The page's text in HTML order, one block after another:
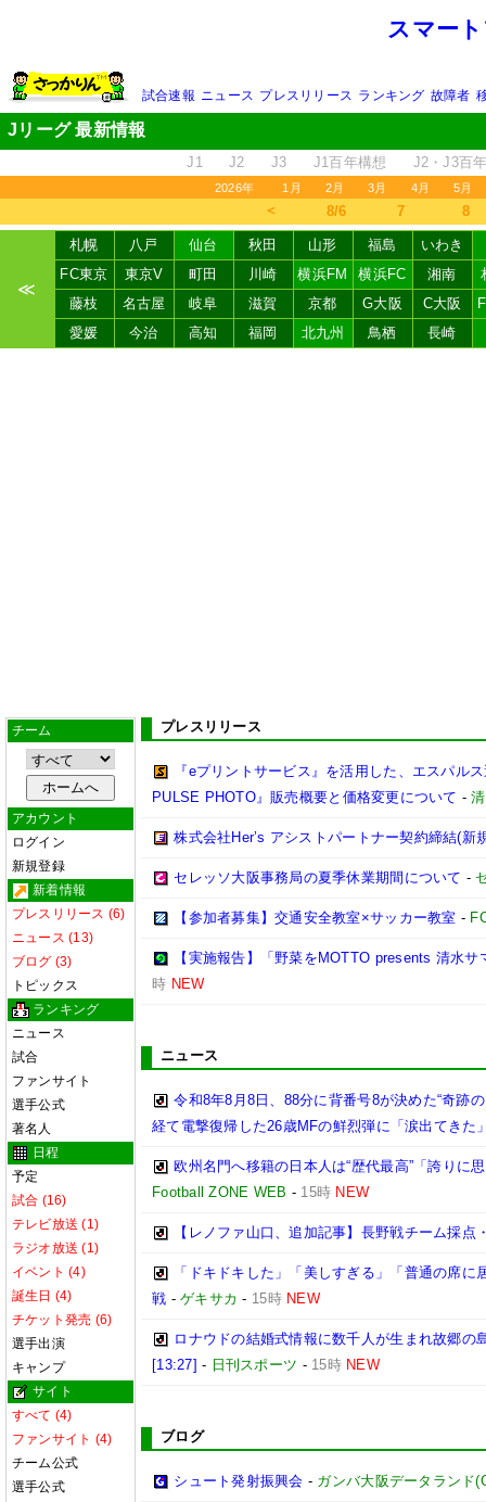
スマー
試合速報 ニュース プレスリリース ランキング 故障者
Jリーグ 最新情報
J1 J2 J3 J1百年構想 J2・J3百
2026年 1月 2月 3月 4月 5月
＜ 8/6 7 8
≪
札幌 八戸 仙台 秋田 山形 福島
いわき
FC東京
東京V 町田 川崎 横浜FM 横浜FC 湘南
藤枝
名古屋 岐阜 滋賀 京都 G大阪 C大阪
愛媛
今治 高知 福岡 北九州 鳥栖 長崎
チーム
アカウント
ログイン
新規登録
新着情報
プレスリリース (6)
ニュース (13)
ブログ (3)
トピックス
ランキング
ニュース
試合
ファンサイト
選手公式
著名人
日程
予定
試合 (16)
テレビ放送 (1)
ラジオ放送 (1)
イベント (4)
誕生日 (4)
チケット発売 (6)
選手出演
キャンプ
サイト
すべて (4)
ファンサイト (4)
チーム公式
選手公式
プレスリリース
『eプリントサービス』を活用した、エスパル
PULSE PHOTO』販売概要と価格変更について -
株式会社Her’s アシストパートナー契約締結(新
セレッソ大阪事務局の夏季休業期間について -
【参加者募集】交通安全教室×サッカー教室 -
【実施報告】「野菜をMOTTO presents 清水
時 NEW
ニュース
令和8年8月8日、88分に背番号8が決めた“奇跡
経て電撃復帰した26歳MFの鮮烈弾に「涙出てきた
欧州名門へ移籍の日本人は“歴代最高”「誇り
Football ZONE WEB - 15時 NEW
【レノファ山口、追加記事】長野戦チーム採点
「ドキドキした」「美しすぎる」「普通の席
戦 -ゲキサカ - 15時 NEW
ロナウドの結婚式情報に数千人が生まれ故郷
[13:27] - 日刊スポーツ - 15時 NEW
ブログ
シュート発射振興会 - ガンバ大阪データランド